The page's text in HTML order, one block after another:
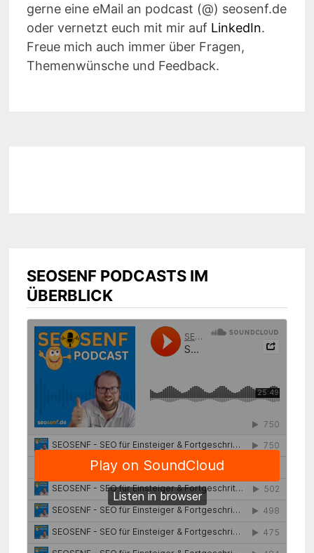
gerne eine eMail an podcast (@) seosenf.de
oder vernetzt euch mit mir auf LinkedIn.
Freue mich auch immer über Fragen,
Themenwünsche und Feedback.
SEOSENF PODCASTS IM
ÜBERBLICK